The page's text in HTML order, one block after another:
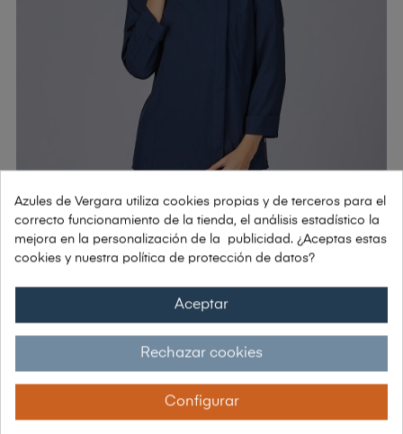
CHAQUETA COCINA DAMA TEJADA
49,83 €
32,95 € sin IVA
-20%
Azules de Vergara utiliza cookies propias y de terceros para el
correcto funcionamiento de la tienda, el análisis estadístico la
mejora en la personalización de la publicidad. ¿Aceptas estas
cookies y nuestra política de protección de datos?
Aceptar
Rechazar cookies
Configurar